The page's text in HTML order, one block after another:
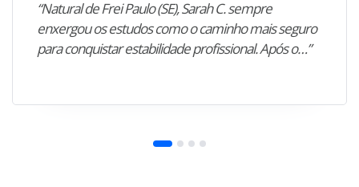
“Natural de Frei Paulo (SE), Sarah C. sempre
enxergou os estudos como o caminho mais seguro
para conquistar estabilidade profissional. Após o…”